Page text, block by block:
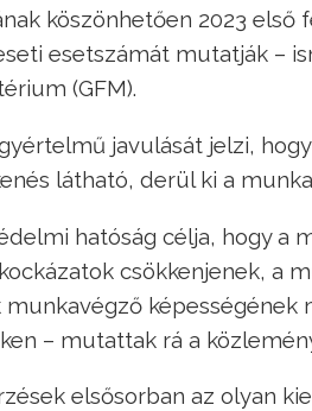
köszönhetően 2023
esetszámát mutatják –
(GFM).
javulását jelzi,
látható, derül ki a
hatóság célja, hogy a
csökkenjenek, a
képességének
– mutattak rá a
elsősorban az olyan